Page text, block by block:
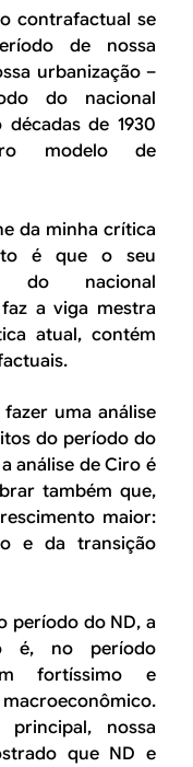
contrafactual se
de nossa
urbanização –
do nacional
de 1930
modelo de
da minha crítica
é que o seu
do nacional
a viga mestra
atual, contém
uma análise
do período do
análise de Ciro é
também que,
maior:
e da transição
período do ND, a
é, no período
fortíssimo e
nossa
que ND e